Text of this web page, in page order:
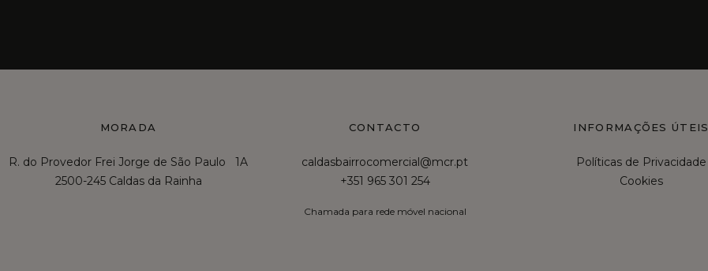
MORADA
R. do Provedor Frei Jorge de São Paulo 1A
2500-245 Caldas da Rainha
CONTACTO
caldasbairrocomercial@mcr.pt
+351 965 301 254
Chamada para rede móvel nacional
INFORMAÇÕES ÚTEIS
Políticas de Privacidade
Cookies